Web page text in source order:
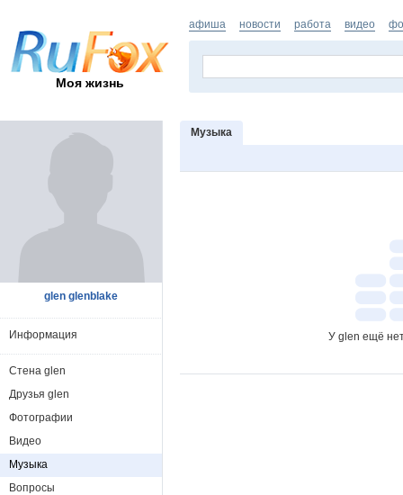
Моя жизнь
афиша новости работа видео
Музыка
У glen ещё
glen glenblake
Информация
Стена glen
Друзья glen
Фотографии
Видео
Музыка
Вопросы